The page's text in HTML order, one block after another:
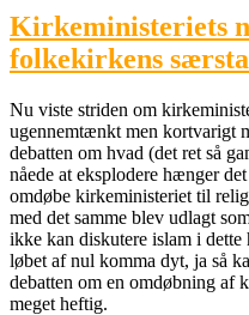
Kirkeministeriets
folkekirkens
Nu viste striden om
ugennemtænkt men kortvarigt
debatten om hvad (det ret så
nåede at eksplodere hænger
omdøbe kirkeministeriet til
med det samme blev udlagt
ikke kan diskutere islam i
løbet af nul komma dyt, ja så
debatten om en omdøbning af
meget heftig.